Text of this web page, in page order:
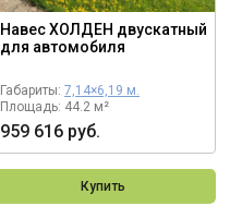
Навес ХОЛДЕН двускатный
для автомобиля
Габариты: 7,14×6,19 м.
Площадь: 44.2 м²
959 616 руб.
Купить